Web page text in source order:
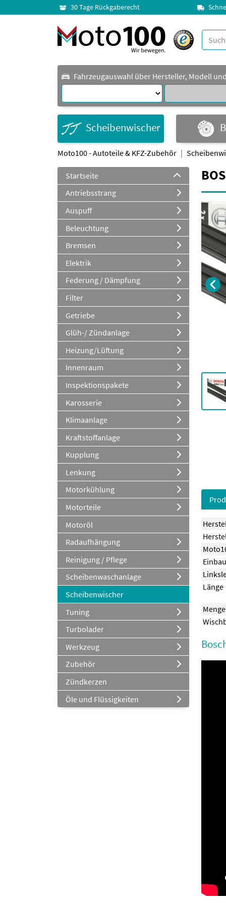
30 Tage Rückgaberecht
Fahrzeugauswahl über Hersteller, Modell
Scheibenwischer
Moto100 - Autoteile & KFZ-Zubehör
Startseite
Antriebsstrang
Auspuff
Beleuchtung
Bremsen
Elektrik
Federung / Dämpfung
Filter
Getriebe
Glüh-/ Zündanlage
Heizung/Lüftung
Innenraum
Inspektionspakete
Karosserie
Klimaanlage
Kraftstoffanlage
Kupplung
Lenkung
Motorkühlung
Motorteile
Motoröl
Radaufhängung
Reinigung / Pflege
Scheibenwaschanlage
Scheibenwischer
Tuning
Turbolader
Werkzeug
Zubehör
Zündkerzen
Öle und Flüssigkeiten
Länge